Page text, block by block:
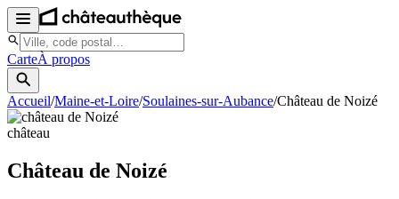
CarteÀ propos
Accueil/Maine-et-Loire/Soulaines-sur-Aubance/Château de Noizé
château
Château de Noizé